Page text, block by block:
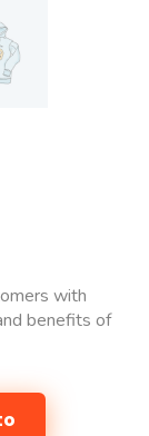
with
benefits of